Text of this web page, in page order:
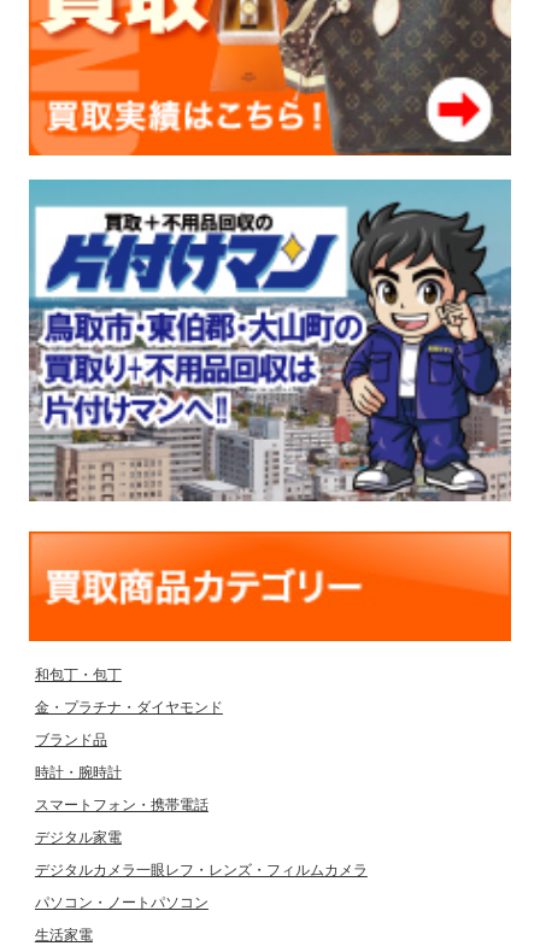
和包丁・包丁
金・プラチナ・ダイヤモンド
ブランド品
時計・腕時計
スマートフォン・携帯電話
デジタル家電
デジタルカメラ一眼レフ・レンズ・フィルムカメラ
パソコン・ノートパソコン
生活家電